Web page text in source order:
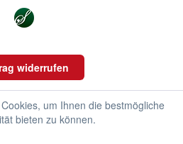
widerrufen
um Ihnen die bestmögliche
bieten zu können.